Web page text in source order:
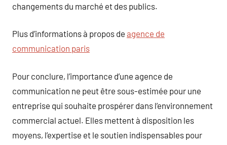
changements du marché et des publics.
Plus d’informations à propos de agence de
communication paris
Pour conclure, l’importance d’une agence de
communication ne peut être sous-estimée pour une
entreprise qui souhaite prospérer dans l’environnement
commercial actuel. Elles mettent à disposition les
moyens, l’expertise et le soutien indispensables pour